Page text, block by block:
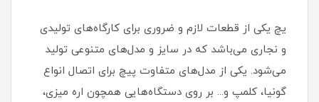
یچ یکی از قطعات لازم و ضروری برای کارگاه‌های تولیدی
و نجاری می‌باشد که در سایز و مدل‌های متنوعی تولید
می‌شود. یکی از مدل‌های متفاوت پیچ برای اتصال انواع
گونیا، کلمپ و... بر روی دستگاه‌هایی همچون اره میزی،